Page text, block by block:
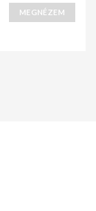
MEGNÉZEM